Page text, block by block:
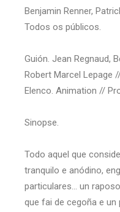
Benjamin Renner,
Todos os públicos.
Guión. Jean Regnaud,
Robert Marcel Lepage
Elenco. Animation //
Sinopse.
Todo aquel que
tranquilo e anódino,
particulares… un
que fai de cegoña e